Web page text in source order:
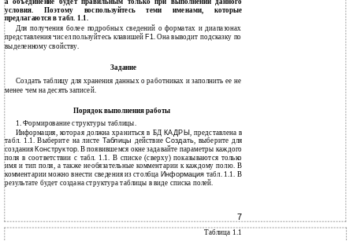
а объединение будет правильным только при выполнении данного
условия. Поэтому воспользуйтесь теми именами, которые
предлагаются в табл. 1.1.
Для получения более подробных сведений о форматах и диапазонах
представления чисел пользуйтесь клавишей F1. Она выводит подсказку по
выделенному свойству.
Задание
Создать таблицу для хранения данных о работниках и заполнить ее не
менее чем на десять записей.
Порядок выполнения работы
1. Формирование структуры таблицы.
Информация, которая должна храниться в БД КАДРЫ, представлена в
табл. 1.1. Выберите на листеТаблицы действиеСоздать, выберите для
создания Конструктор. В появившемся окне задавайте параметры каждого
поля в соответствии с табл. 1.1. В списке (сверху) показываются только
имя и тип поля, а также необязательные комментарии к каждому полю. В
комментарии можно внести сведения из столбца Информация табл. 1.1. В
результате будет создана структура таблицы в виде списка полей.
7
Таблица 1.1